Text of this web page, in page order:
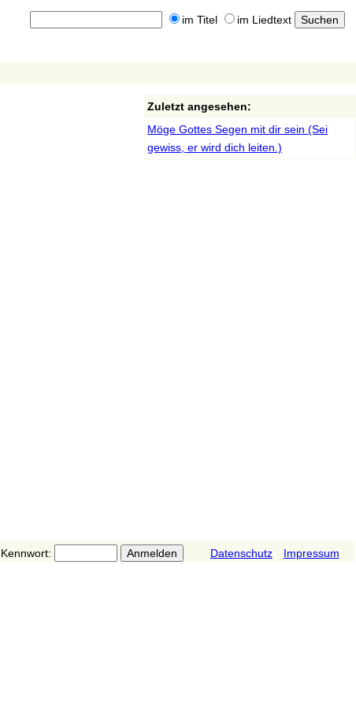
im Titel im Liedtext
Zuletzt angesehen:
Möge Gottes Segen mit dir sein (Sei
gewiss, er wird dich leiten.)
Kennwort: Datenschutz Impressum